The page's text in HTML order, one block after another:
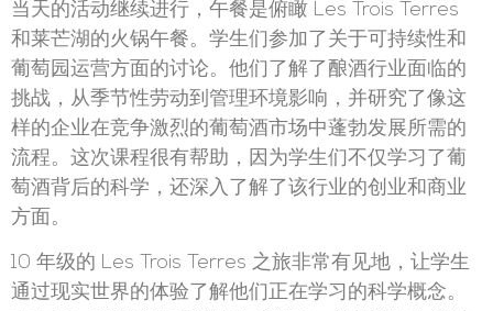
当天的活动继续进行，午餐是俯瞰 Les Trois Terres
和莱芒湖的火锅午餐。学生们参加了关于可持续性和
葡萄园运营方面的讨论。他们了解了酿酒行业面临的
挑战，从季节性劳动到管理环境影响，并研究了像这
样的企业在竞争激烈的葡萄酒市场中蓬勃发展所需的
流程。这次课程很有帮助，因为学生们不仅学习了葡
萄酒背后的科学，还深入了解了该行业的创业和商业
方面。
10 年级的 Les Trois Terres 之旅非常有见地，让学生
通过现实世界的体验了解他们正在学习的科学概念。